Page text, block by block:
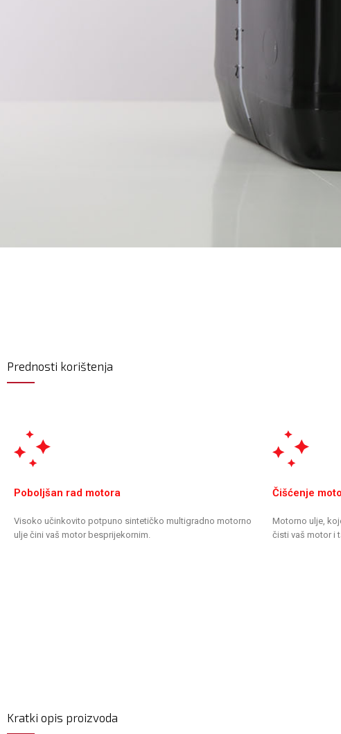
Prednosti korištenja
Poboljšan rad motora
Visoko učinkovito potpuno sintetičko multigradno motorno
ulje čini vaš motor besprijekornim.
Čišćenje
Motorno ulje,
čisti vaš motor i
Kratki opis proizvoda